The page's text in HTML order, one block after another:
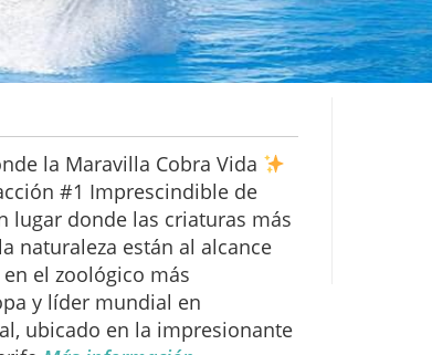
la Maravilla Cobra Vida
#1 Imprescindible de
lugar donde las criaturas más
naturaleza están al alcance
el zoológico más
y líder mundial en
ubicado en la impresionante